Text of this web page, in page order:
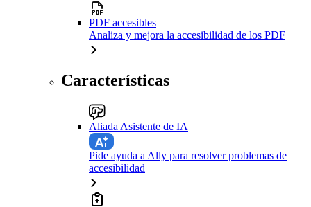
PDF accesibles
Analiza y mejora la accesibilidad de los PDF
Características
Aliada Asistente de IA
Pide ayuda a Ally para resolver problemas de
accesibilidad